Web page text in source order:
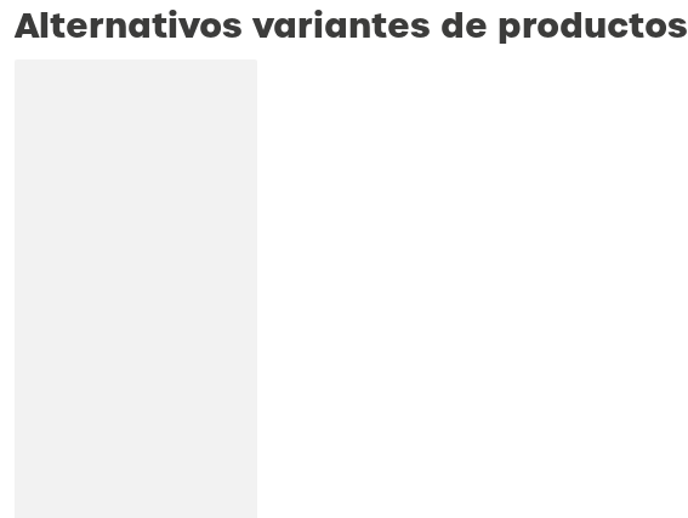
Alternativos variantes de productos